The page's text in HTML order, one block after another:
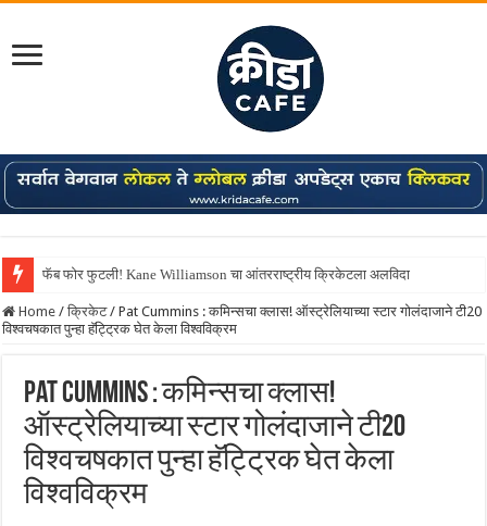
फॅब फोर फुटली! Kane Williamson चा आंतरराष्ट्रीय क्रिकेटला अलविदा
Home / क्रिकेट / Pat Cummins : कमिन्सचा क्लास! ऑस्ट्रेलियाच्या स्टार गोलंदाजाने टी20
विश्वचषकात पुन्हा हॅट्ट्रिक घेत केला विश्वविक्रम
Pat Cummins : कमिन्सचा क्लास!
ऑस्ट्रेलियाच्या स्टार गोलंदाजाने टी20
विश्वचषकात पुन्हा हॅट्ट्रिक घेत केला
विश्वविक्रम